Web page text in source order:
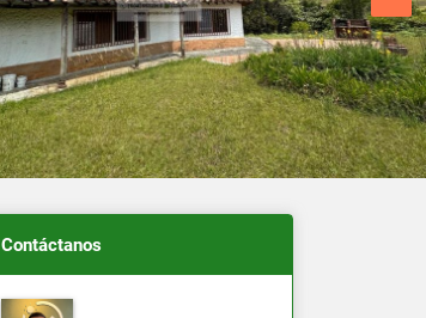
Contáctanos